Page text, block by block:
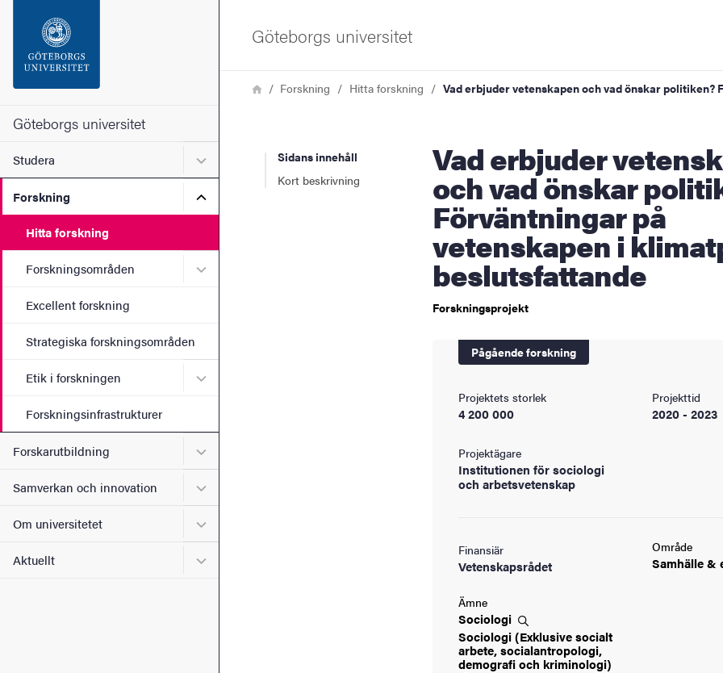
Sidfoten
Om webbplatsen
Göteborgs universitet
Studera Undermeny för Studera
Forskning Undermeny för Forskning
Hitta forskning
Forskningsområden Undermeny för Forskningsområden
Excellent forskning
Strategiska forskningsområden
Etik i forskningen Undermeny för Etik i forskningen
Forskningsinfrastrukturer
Forskarutbildning Undermeny för Forskarutbildning
Samverkan och innovation Undermeny för Samverkan och innovation
Om universitetet Undermeny för Om universitetet
Aktuellt Undermeny för Aktuellt
Göteborgs universitet
LänkstigHemForskning Hitta forskning Vad erbjuder vetenskapen och vad önskar
Sidans innehåll
Kort beskrivning
Vad erbjuder vetenskapen
och vad önskar
Förväntningar på
vetenskapen i
beslutsfattande
Forskningsprojekt
Pågående forskning
Projektets storlek
4 200 000
Projekttid
2020 - 2023
Projektägare
Institutionen för sociologi
och arbetsvetenskap
Finansiär
Vetenskapsrådet
Område
Samhälle &
Ämne
Sociologi
Sociologi (Exklusive socialt
arbete, socialantropologi,
demografi och kriminologi)